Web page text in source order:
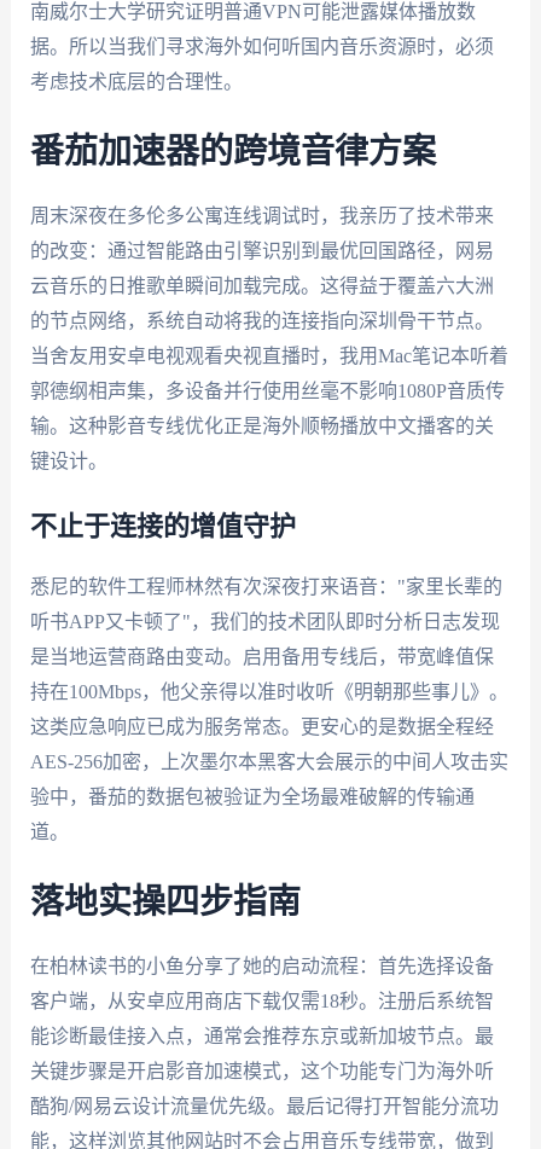
南威尔士大学研究证明普通VPN可能泄露媒体播放数
据。所以当我们寻求海外如何听国内音乐资源时，必须
考虑技术底层的合理性。
番茄加速器的跨境音律方案
周末深夜在多伦多公寓连线调试时，我亲历了技术带来
的改变：通过智能路由引擎识别到最优回国路径，网易
云音乐的日推歌单瞬间加载完成。这得益于覆盖六大洲
的节点网络，系统自动将我的连接指向深圳骨干节点。
当舍友用安卓电视观看央视直播时，我用Mac笔记本听着
郭德纲相声集，多设备并行使用丝毫不影响1080P音质传
输。这种影音专线优化正是海外顺畅播放中文播客的关
键设计。
不止于连接的增值守护
悉尼的软件工程师林然有次深夜打来语音："家里长辈的
听书APP又卡顿了"，我们的技术团队即时分析日志发现
是当地运营商路由变动。启用备用专线后，带宽峰值保
持在100Mbps，他父亲得以准时收听《明朝那些事儿》。
这类应急响应已成为服务常态。更安心的是数据全程经
AES-256加密，上次墨尔本黑客大会展示的中间人攻击实
验中，番茄的数据包被验证为全场最难破解的传输通
道。
落地实操四步指南
在柏林读书的小鱼分享了她的启动流程：首先选择设备
客户端，从安卓应用商店下载仅需18秒。注册后系统智
能诊断最佳接入点，通常会推荐东京或新加坡节点。最
关键步骤是开启影音加速模式，这个功能专门为海外听
酷狗/网易云设计流量优先级。最后记得打开智能分流功
能，这样浏览其他网站时不会占用音乐专线带宽，做到